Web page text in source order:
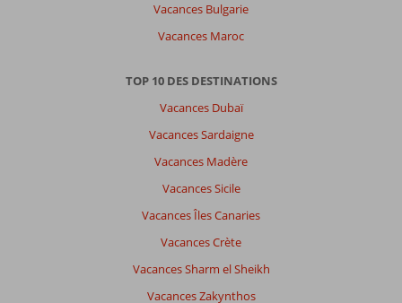
Vacances Bulgarie
Vacances Maroc
TOP 10 DES DESTINATIONS
Vacances Dubaï
Vacances Sardaigne
Vacances Madère
Vacances Sicile
Vacances Îles Canaries
Vacances Crète
Vacances Sharm el Sheikh
Vacances Zakynthos